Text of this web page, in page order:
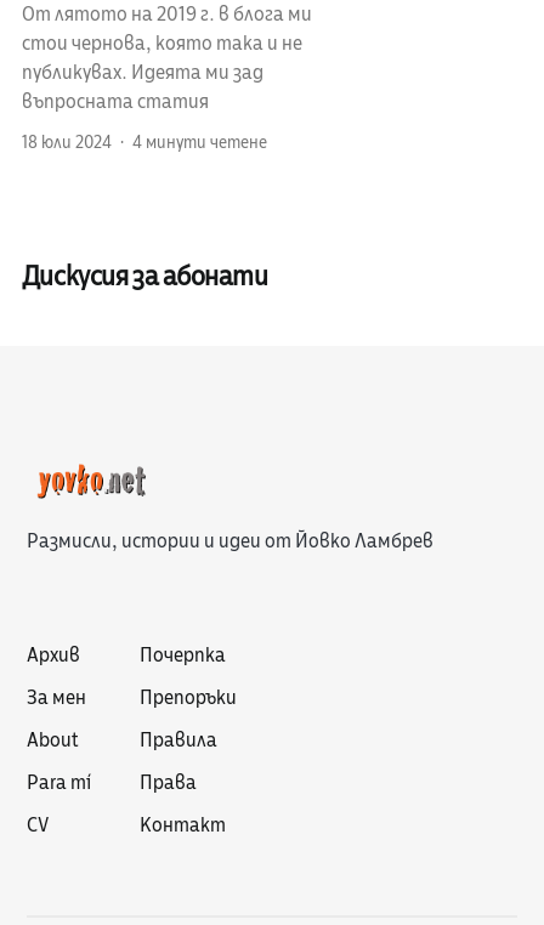
От лятото на 2019 г. в блога ми
стои чернова, която така и не
публикувах. Идеята ми зад
въпросната статия
18 юли 2024 4 минути четене
Дискусия за абонати
Размисли, истории и идеи от Йовко Ламбрев
Архив
За мен
About
Para mí
CV
Почерпка
Препоръки
Правила
Права
Контакт